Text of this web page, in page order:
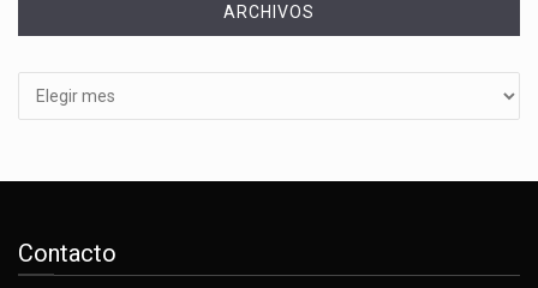
ARCHIVOS
Contacto